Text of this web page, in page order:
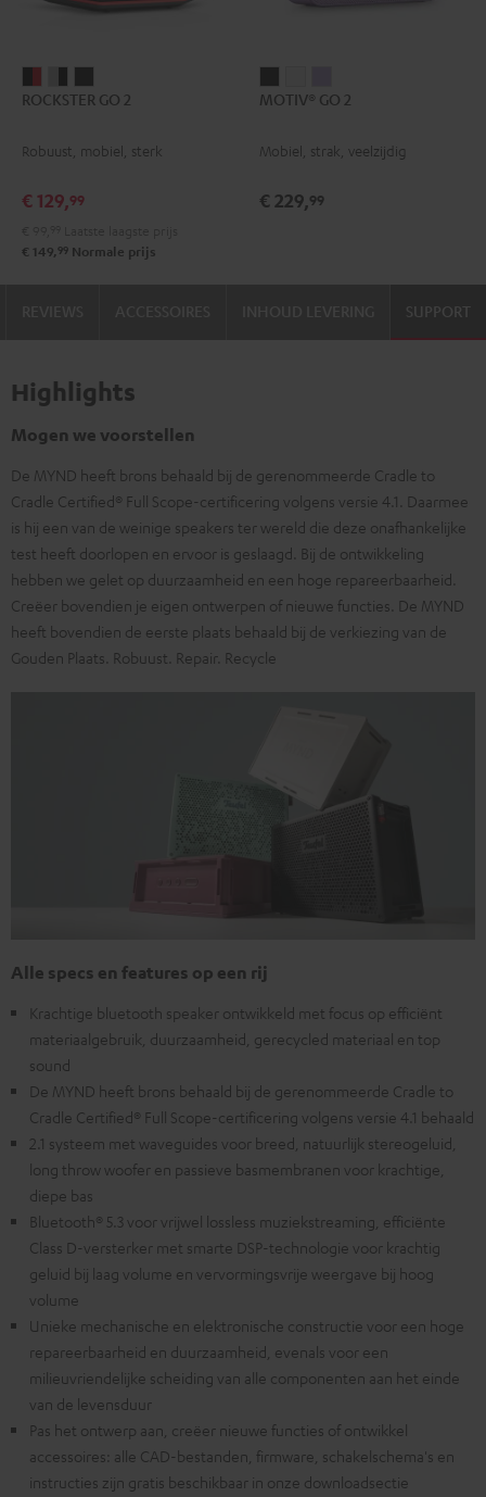
GO
Zwart
Rood
GO
Gray
Black
GO
Night
ROCKSTER GO 2
Robuust, mobiel, sterk
€ 129,99
€ 149, 99 Normale prijs
GO
Night
GO
Silver
GO
Soft
MOTIV® GO 2
Mobiel, strak, veelzijdig
€ 229,99
SUPPORT
Highlights
Mogen we voorstellen
De MYND heeft brons behaald bij de gerenommeerde Cradle to
Cradle Certified® Full Scope-certificering volgens versie 4.1. Daarmee
is hij een van de weinige speakers ter wereld die deze onafhankelijke
test heeft doorlopen en ervoor is geslaagd. Bij de ontwikkeling
hebben we gelet op duurzaamheid en een hoge repareerbaarheid.
Creëer bovendien je eigen ontwerpen of nieuwe functies. De MYND
heeft bovendien de eerste plaats behaald bij de verkiezing van de
Gouden Plaats. Robuust. Repair. Recycle
Alle specs en features op een rij
Krachtige bluetooth speaker ontwikkeld met focus op efficiënt
materiaalgebruik, duurzaamheid, gerecycled materiaal en top
sound
De MYND heeft brons behaald bij de gerenommeerde Cradle to
Cradle Certified® Full Scope-certificering volgens versie 4.1 behaald
2.1 systeem met waveguides voor breed, natuurlijk stereogeluid,
long throw woofer en passieve basmembranen voor krachtige,
diepe bas
Bluetooth® 5.3 voor vrijwel lossless muziekstreaming, efficiënte
Class D-versterker met smarte DSP-technologie voor krachtig
geluid bij laag volume en vervormingsvrije weergave bij hoog
volume
Unieke mechanische en elektronische constructie voor een hoge
repareerbaarheid en duurzaamheid, evenals voor een
milieuvriendelijke scheiding van alle componenten aan het einde
van de levensduur
Pas het ontwerp aan, creëer nieuwe functies of ontwikkel
accessoires: alle CAD-bestanden, firmware, schakelschema's en
instructies zijn gratis beschikbaar in onze downloadsectie